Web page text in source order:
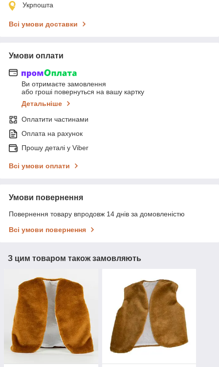
Укрпошта
Всі умови доставки
Умови оплати
Ви отримаєте замовлення
або гроші повернуться на вашу картку
Детальніше
Оплатити частинами
Оплата на рахунок
Прошу деталі у Viber
Всі умови оплати
Умови повернення
Повернення товару впродовж 14 днів за домовленістю
Всі умови повернення
З цим товаром також замовляють